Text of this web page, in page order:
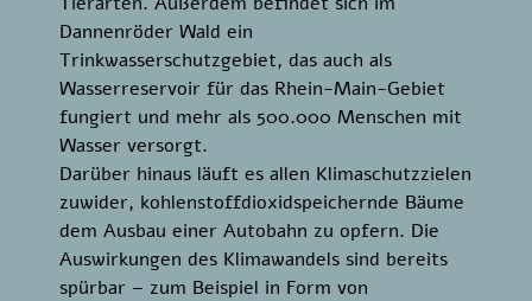
Dannenröder Wald ein
Trinkwasserschutzgebiet, das auch als
Wasserreservoir für das Rhein-Main-Gebiet
fungiert und mehr als 500.000 Menschen mit
Wasser versorgt.
Darüber hinaus läuft es allen Klimaschutzzielen
zuwider, kohlenstoffdioxidspeichernde Bäume
dem Ausbau einer Autobahn zu opfern. Die
Auswirkungen des Klimawandels sind bereits
spürbar – zum Beispiel in Form von